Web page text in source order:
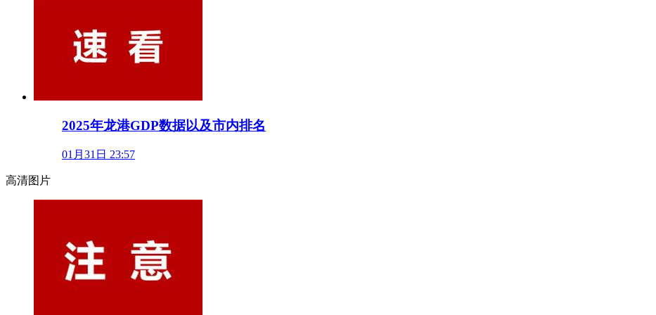
2025年龙港GDP数据以及市内排名
01月31日 23:57
高清图片